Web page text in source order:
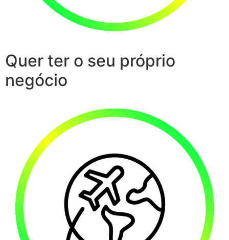
Quer ter o seu próprio
negócio